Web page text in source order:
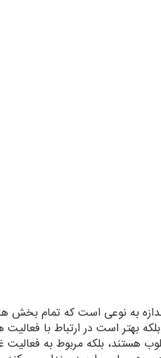
به نوعی است که تمام بخش
بهتر است در ارتباط با فعالیت
هستند، بلکه مربوط به